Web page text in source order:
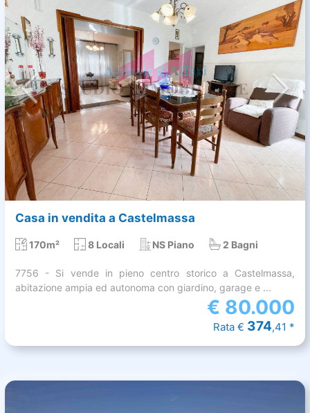
Casa in vendita a Castelmassa
170m² 8 Locali NS Piano 2 Bagni
7756 - Si vende in pieno centro storico a Castelmassa,
abitazione ampia ed autonoma con giardino, garage e ...
€ 80.000
Rata € 374,41 *